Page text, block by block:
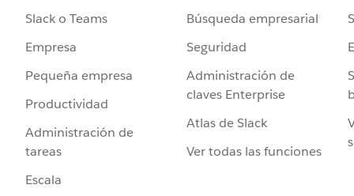
Slack o Teams
Empresa
Pequeña empresa
Productividad
Administración de
tareas
Escala
Búsqueda empresarial
Seguridad
Administración de
claves Enterprise
Atlas de Slack
Ver todas las funciones